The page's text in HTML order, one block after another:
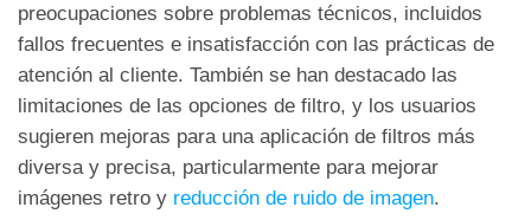
preocupaciones sobre problemas técnicos, incluidos
fallos frecuentes e insatisfacción con las prácticas de
atención al cliente. También se han destacado las
limitaciones de las opciones de filtro, y los usuarios
sugieren mejoras para una aplicación de filtros más
diversa y precisa, particularmente para mejorar
imágenes retro y reducción de ruido de imagen.